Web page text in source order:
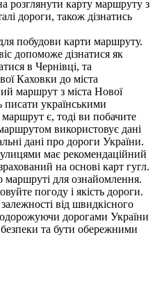
карту маршруту з
дороги, також дізнатись
побудови карти маршруту.
допоможе дізнатися як
в Чернівці, та
Каховки до міста
маршрут з міста Нової
писати українськими
є, тоді ви побачите
використовує дані
дані про дороги України.
має рекомендаційний
на основі карт гугл.
для ознайомлення.
погоду і якість дороги.
від швидкісного
дорогами України
безпеки та бути обережними